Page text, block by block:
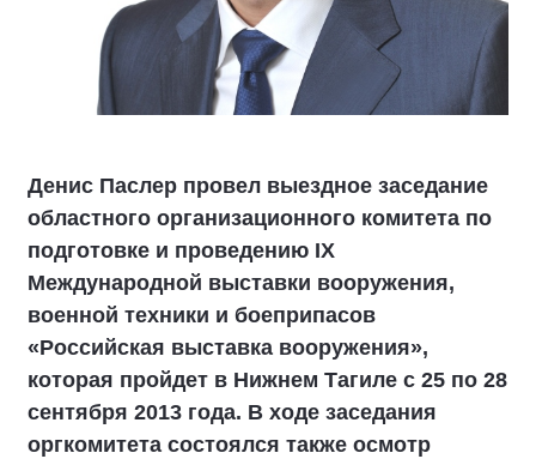
Денис Паслер провел выездное заседание
областного организационного комитета по
подготовке и проведению IX
Международной выставки вооружения,
военной техники и боеприпасов
«Российская выставка вооружения»,
которая пройдет в Нижнем Тагиле с 25 по 28
сентября 2013 года. В ходе заседания
оргкомитета состоялся также осмотр